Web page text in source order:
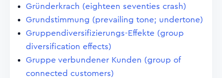
Gründerkrach (eighteen seventies crash)
Grundstimmung (prevailing tone; undertone)
Gruppendiversifizierungs-Effekte (group
diversification effects)
Gruppe verbundener Kunden (group of
connected customers)